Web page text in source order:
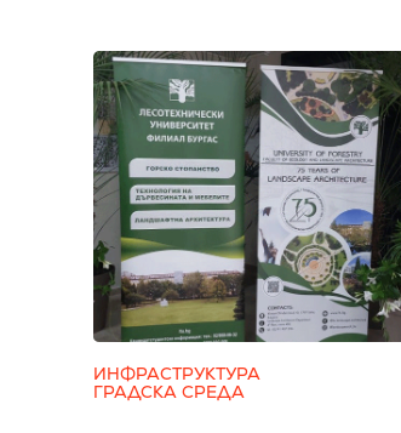
ИНФРАСТРУКТУРА
ГРАДСКА СРЕДА